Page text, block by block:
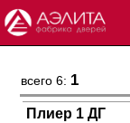
всего 6: 1
Плиер 1 ДГ